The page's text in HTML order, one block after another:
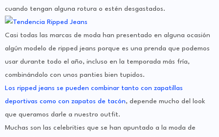
cuando tengan alguna rotura o estén desgastados.
Casi todas las marcas de moda han presentado en alguna ocasión
algún modelo de ripped jeans porque es una prenda que podemos
usar durante todo el año, incluso en la temporada más fría,
combinándolo con unos panties bien tupidos.
Los ripped jeans se pueden combinar tanto con zapatillas
deportivas como con zapatos de tacón, depende mucho del look
que queramos darle a nuestro outfit.
Muchas son las celebrities que se han apuntado a la moda de